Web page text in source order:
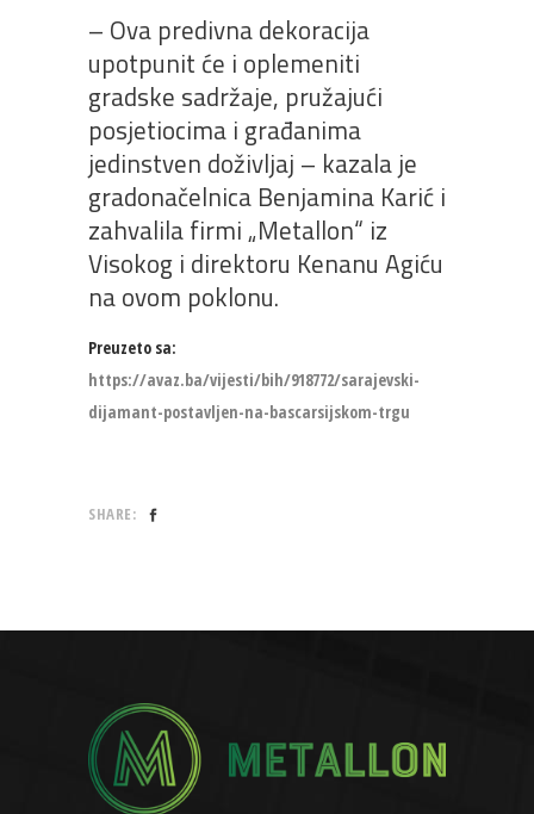
– Ova predivna dekoracija
upotpunit će i oplemeniti
gradske sadržaje, pružajući
posjetiocima i građanima
jedinstven doživljaj – kazala je
gradonačelnica Benjamina Karić i
zahvalila firmi „Metallon“ iz
Visokog i direktoru Kenanu Agiću
na ovom poklonu.
Preuzeto sa:
https://avaz.ba/vijesti/bih/918772/sarajevski-
dijamant-postavljen-na-bascarsijskom-trgu
SHARE: